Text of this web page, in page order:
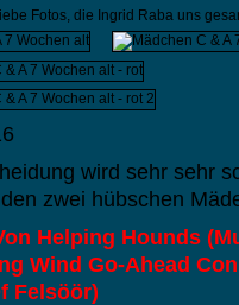
Fotos, die Ingrid Raba uns
wird sehr sehr
zwei hübschen
Helping Hounds
Wind Go-Ahead
Felsöör)